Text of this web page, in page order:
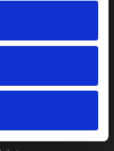
sau cash
curier